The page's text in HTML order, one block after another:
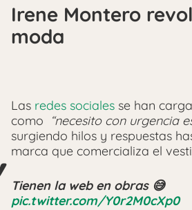
Irene Montero
moda
Las redes sociales se han
como
“necesito con urgencia
surgiendo hilos y respuestas
marca que comercializa el
Tienen la web en obras 😅
pic.twitter.com/Y0r2M0cXp0